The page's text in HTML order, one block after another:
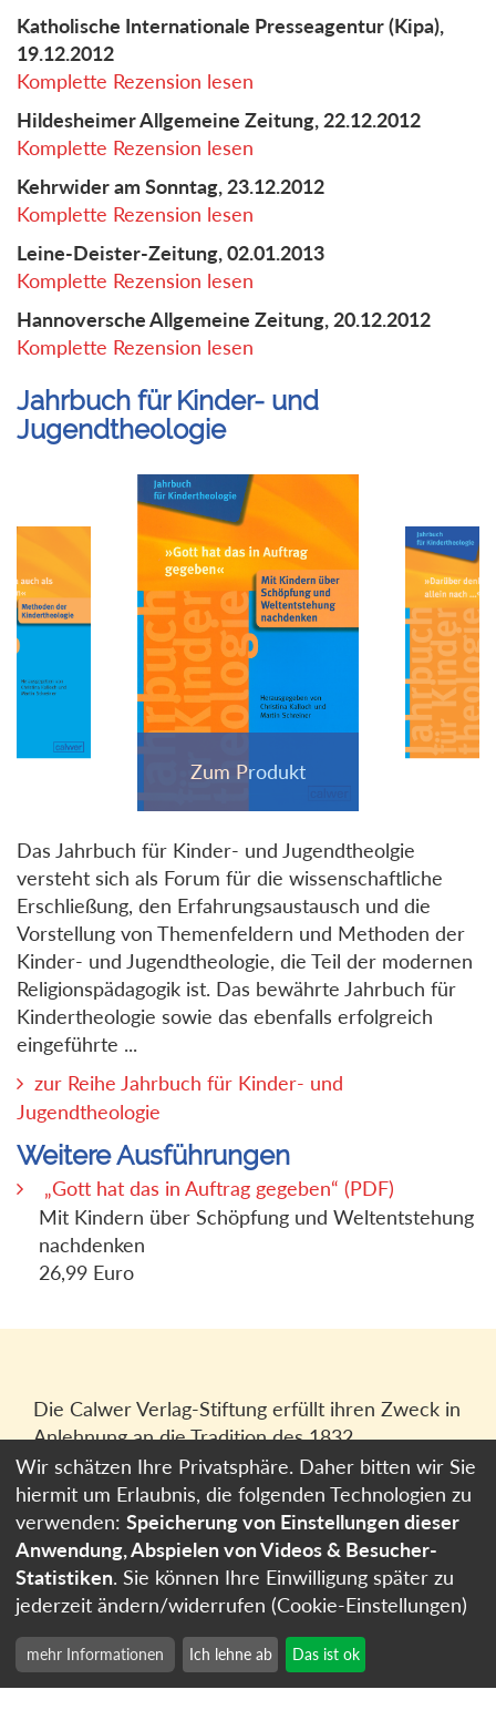
Katholische Internationale Presseagentur (Kipa),
19.12.2012
Komplette Rezension lesen
Hildesheimer Allgemeine Zeitung, 22.12.2012
Komplette Rezension lesen
Kehrwider am Sonntag, 23.12.2012
Komplette Rezension lesen
Leine-Deister-Zeitung, 02.01.2013
Komplette Rezension lesen
Hannoversche Allgemeine Zeitung, 20.12.2012
Komplette Rezension lesen
Jahrbuch für Kinder- und
Jugendtheologie
Das Jahrbuch für Kinder- und Jugendtheolgie
versteht sich als Forum für die wissenschaftliche
Erschließung, den Erfahrungsaustausch und die
Vorstellung von Themenfeldern und Methoden der
Kinder- und Jugendtheologie, die Teil der modernen
Religionspädagogik ist. Das bewährte Jahrbuch für
Kindertheologie sowie das ebenfalls erfolgreich
eingeführte ...
zur Reihe Jahrbuch für Kinder- und
Jugendtheologie
Weitere Ausführungen
„Gott hat das in Auftrag gegeben“ (PDF)
Mit Kindern über Schöpfung und Weltentstehung
nachdenken
26,99 Euro
Die Calwer Verlag-Stiftung erfüllt ihren Zweck in
Anlehnung an die Tradition des 1832
gegründeten Calwer Verlagsvereins, der
heutigen Calwer Verlag Bücher und Medien
GmbHin Stuttgart.
Impressum
Datenschutzerklärung
Cookie-Einstellungen
Wir schätzen Ihre Privatsphäre. Daher bitten wir Sie
hiermit um Erlaubnis, die folgenden Technologien zu
verwenden: Speicherung von Einstellungen dieser
Anwendung, Abspielen von Videos & Besucher-
Statistiken. Sie können Ihre Einwilligung später zu
jederzeit ändern/widerrufen (Cookie-Einstellungen)
mehr Informationen Ich lehne ab Das ist ok